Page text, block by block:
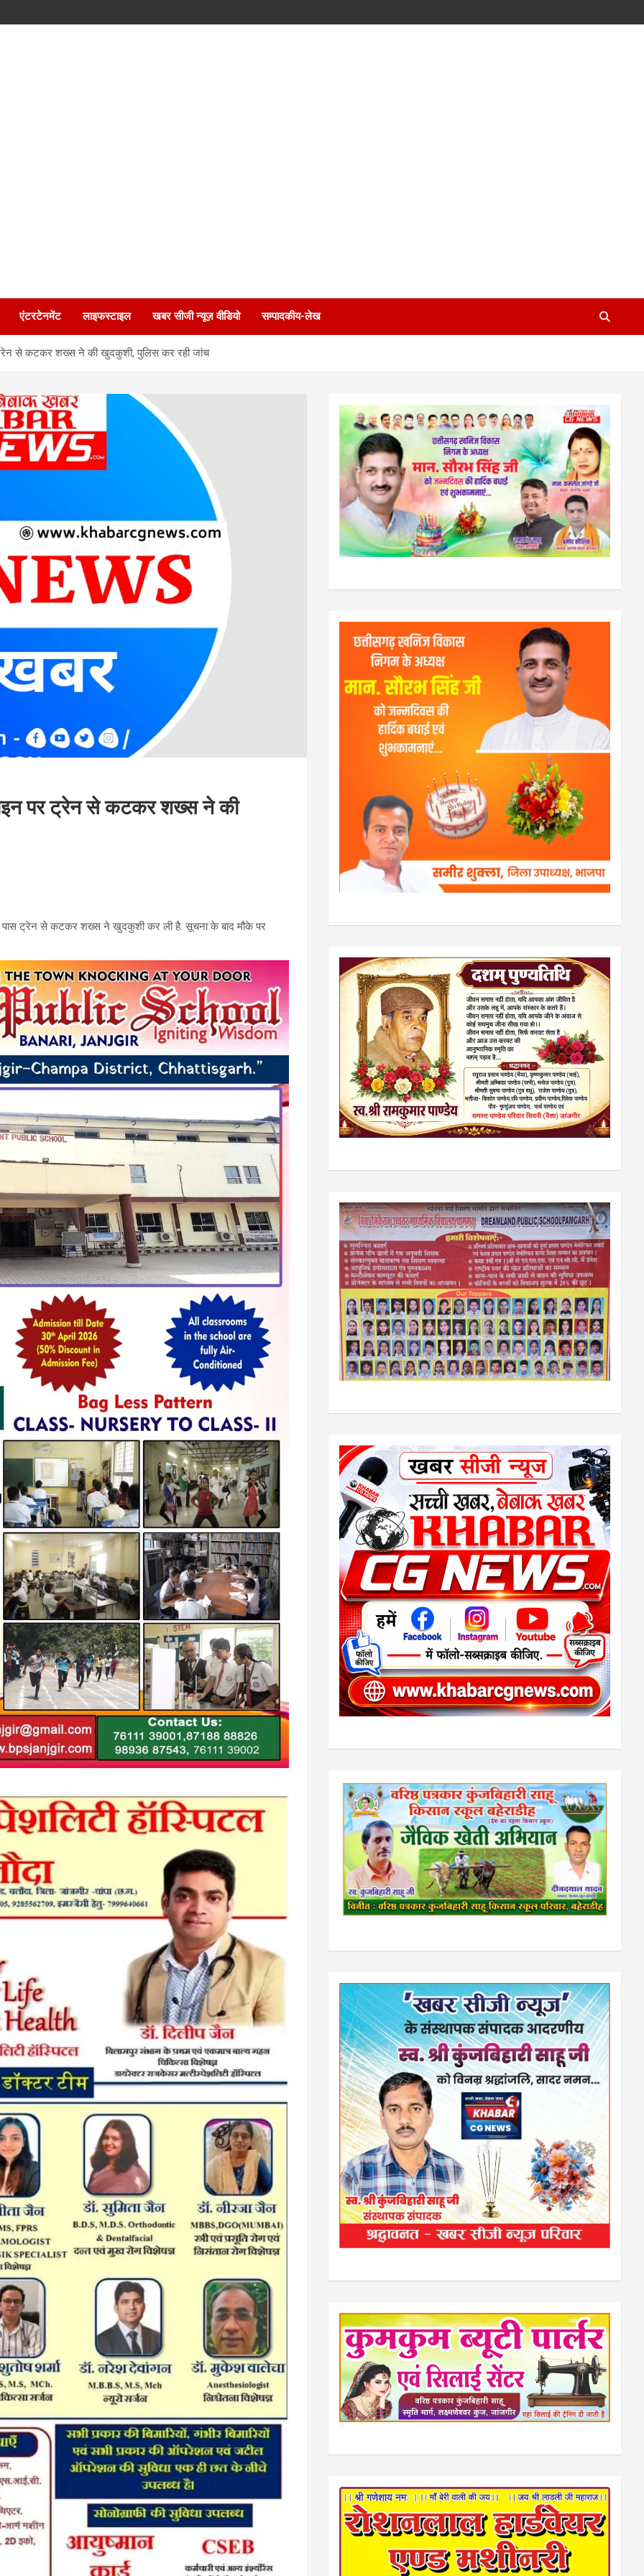
एंटरटेनमेंट लाइफस्टाइल खबर सीजी न्यूज़ वीडियो सम्पादकीय-लेख
से कटकर शख्स ने की खुदकुशी, पुलिस कर रही जांच
पर ट्रेन से कटकर शख्स ने की
पास ट्रेन से कटकर शख्स ने खुदकुशी कर ली है. सूचना के बाद मौके पर